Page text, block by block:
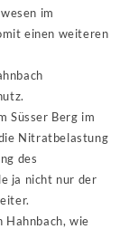
im
einen weiteren
Süsser Berg im
Nitratbelastung
des
ja nicht nur der
Hahnbach, wie